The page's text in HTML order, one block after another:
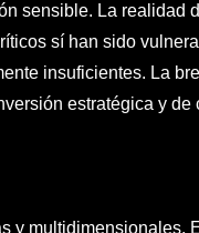
sensible. La realidad
sí han sido
insuficientes. La
estratégica y de
y multidimensionales.